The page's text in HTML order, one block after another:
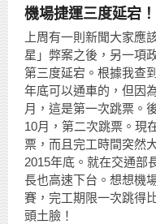
機場捷運三度延宕
上周有一則新聞大家應
星」弊案之後，另一項
第三度延宕。根據我查
年底可以通車的，但因
月，這是第一次跳票。
10月，第二次跳票。現
票，而且完工時間突然
2015年底。就在交通部
長也高速下台。想想機
賽，完工期限一次跳得
頭土臉！